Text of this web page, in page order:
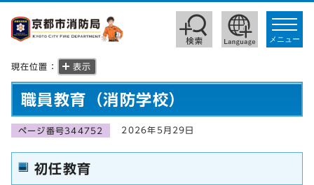
toggle
メニュー
現在位置： 表示
職員教育（消防学校）
ページ番号344752 2026年5月29日
初任教育